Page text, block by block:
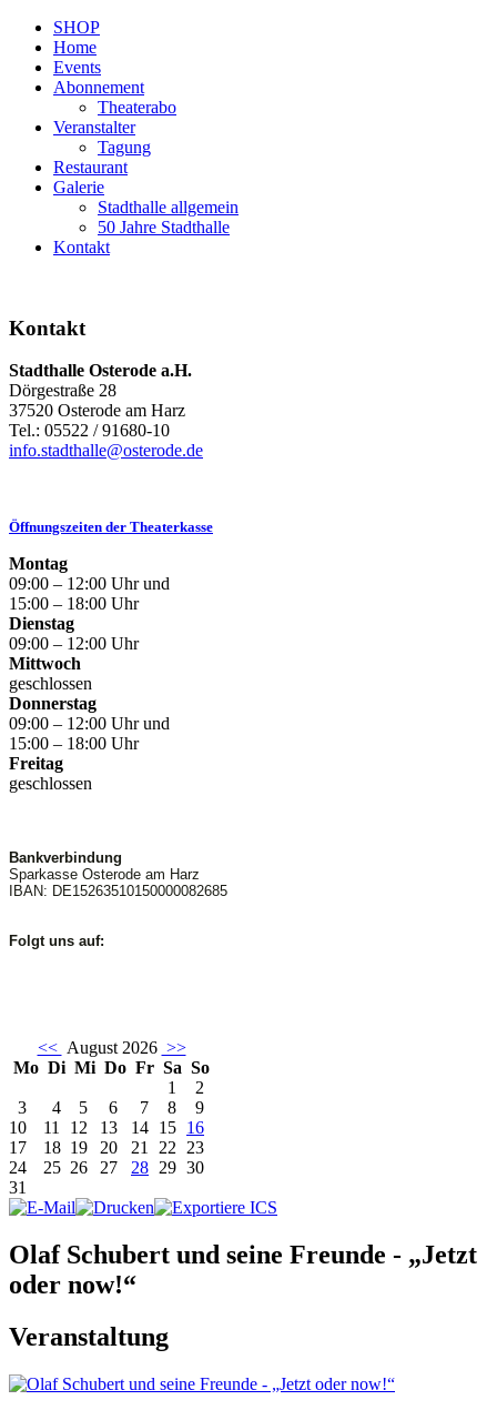
SHOP
Home
Events
Abonnement
Theaterabo
Veranstalter
Tagung
Restaurant
Galerie
Stadthalle allgemein
50 Jahre Stadthalle
Kontakt
Kontakt
Stadthalle Osterode a.H.
Dörgestraße 28
37520 Osterode am Harz
Tel.: 05522 / 91680-10
info.stadthalle@osterode.de
Öffnungszeiten der Theaterkasse
Montag
09:00 – 12:00 Uhr und
15:00 – 18:00 Uhr
Dienstag
09:00 – 12:00 Uhr
Mittwoch
geschlossen
Donnerstag
09:00 – 12:00 Uhr und
15:00 – 18:00 Uhr
Freitag
geschlossen
Bankverbindung
Sparkasse Osterode am Harz
IBAN: DE15263510150000082685
Folgt uns auf:
<< August 2026 >>
Mo Di Mi Do Fr Sa So
1
2
3
4 5 6 7 8
9
10
11 12 13 14 15 16
17
18 19 20 21 22 23
24
25 26 27 28 29 30
31
Olaf Schubert und seine Freunde - „Jetzt
oder now!“
Veranstaltung